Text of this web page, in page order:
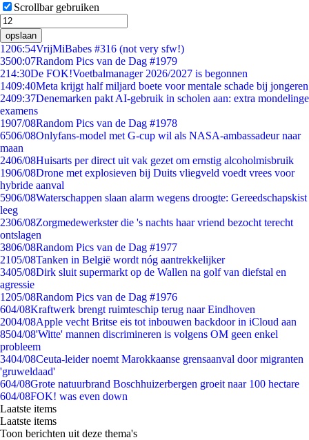
Scrollbar gebruiken
opslaan
1206:54VrijMiBabes #316 (not very sfw!)
3500:07Random Pics van de Dag #1979
214:30De FOK!Voetbalmanager 2026/2027 is begonnen
1409:40Meta krijgt half miljard boete voor mentale schade bij jongeren
2409:37Denemarken pakt AI-gebruik in scholen aan: extra mondelinge
examens
1907/08Random Pics van de Dag #1978
6506/08Onlyfans-model met G-cup wil als NASA-ambassadeur naar
maan
2406/08Huisarts per direct uit vak gezet om ernstig alcoholmisbruik
1906/08Drone met explosieven bij Duits vliegveld voedt vrees voor
hybride aanval
5906/08Waterschappen slaan alarm wegens droogte: Gereedschapskist
leeg
2306/08Zorgmedewerkster die 's nachts haar vriend bezocht terecht
ontslagen
3806/08Random Pics van de Dag #1977
2105/08Tanken in België wordt nóg aantrekkelijker
3405/08Dirk sluit supermarkt op de Wallen na golf van diefstal en
agressie
1205/08Random Pics van de Dag #1976
604/08Kraftwerk brengt ruimteschip terug naar Eindhoven
2004/08Apple vecht Britse eis tot inbouwen backdoor in iCloud aan
8504/08'Witte' mannen discrimineren is volgens OM geen enkel
probleem
3404/08Ceuta-leider noemt Marokkaanse grensaanval door migranten
'gruweldaad'
604/08Grote natuurbrand Boschhuizerbergen groeit naar 100 hectare
604/08FOK! was even down
Laatste items
Laatste items
Toon berichten uit deze thema's